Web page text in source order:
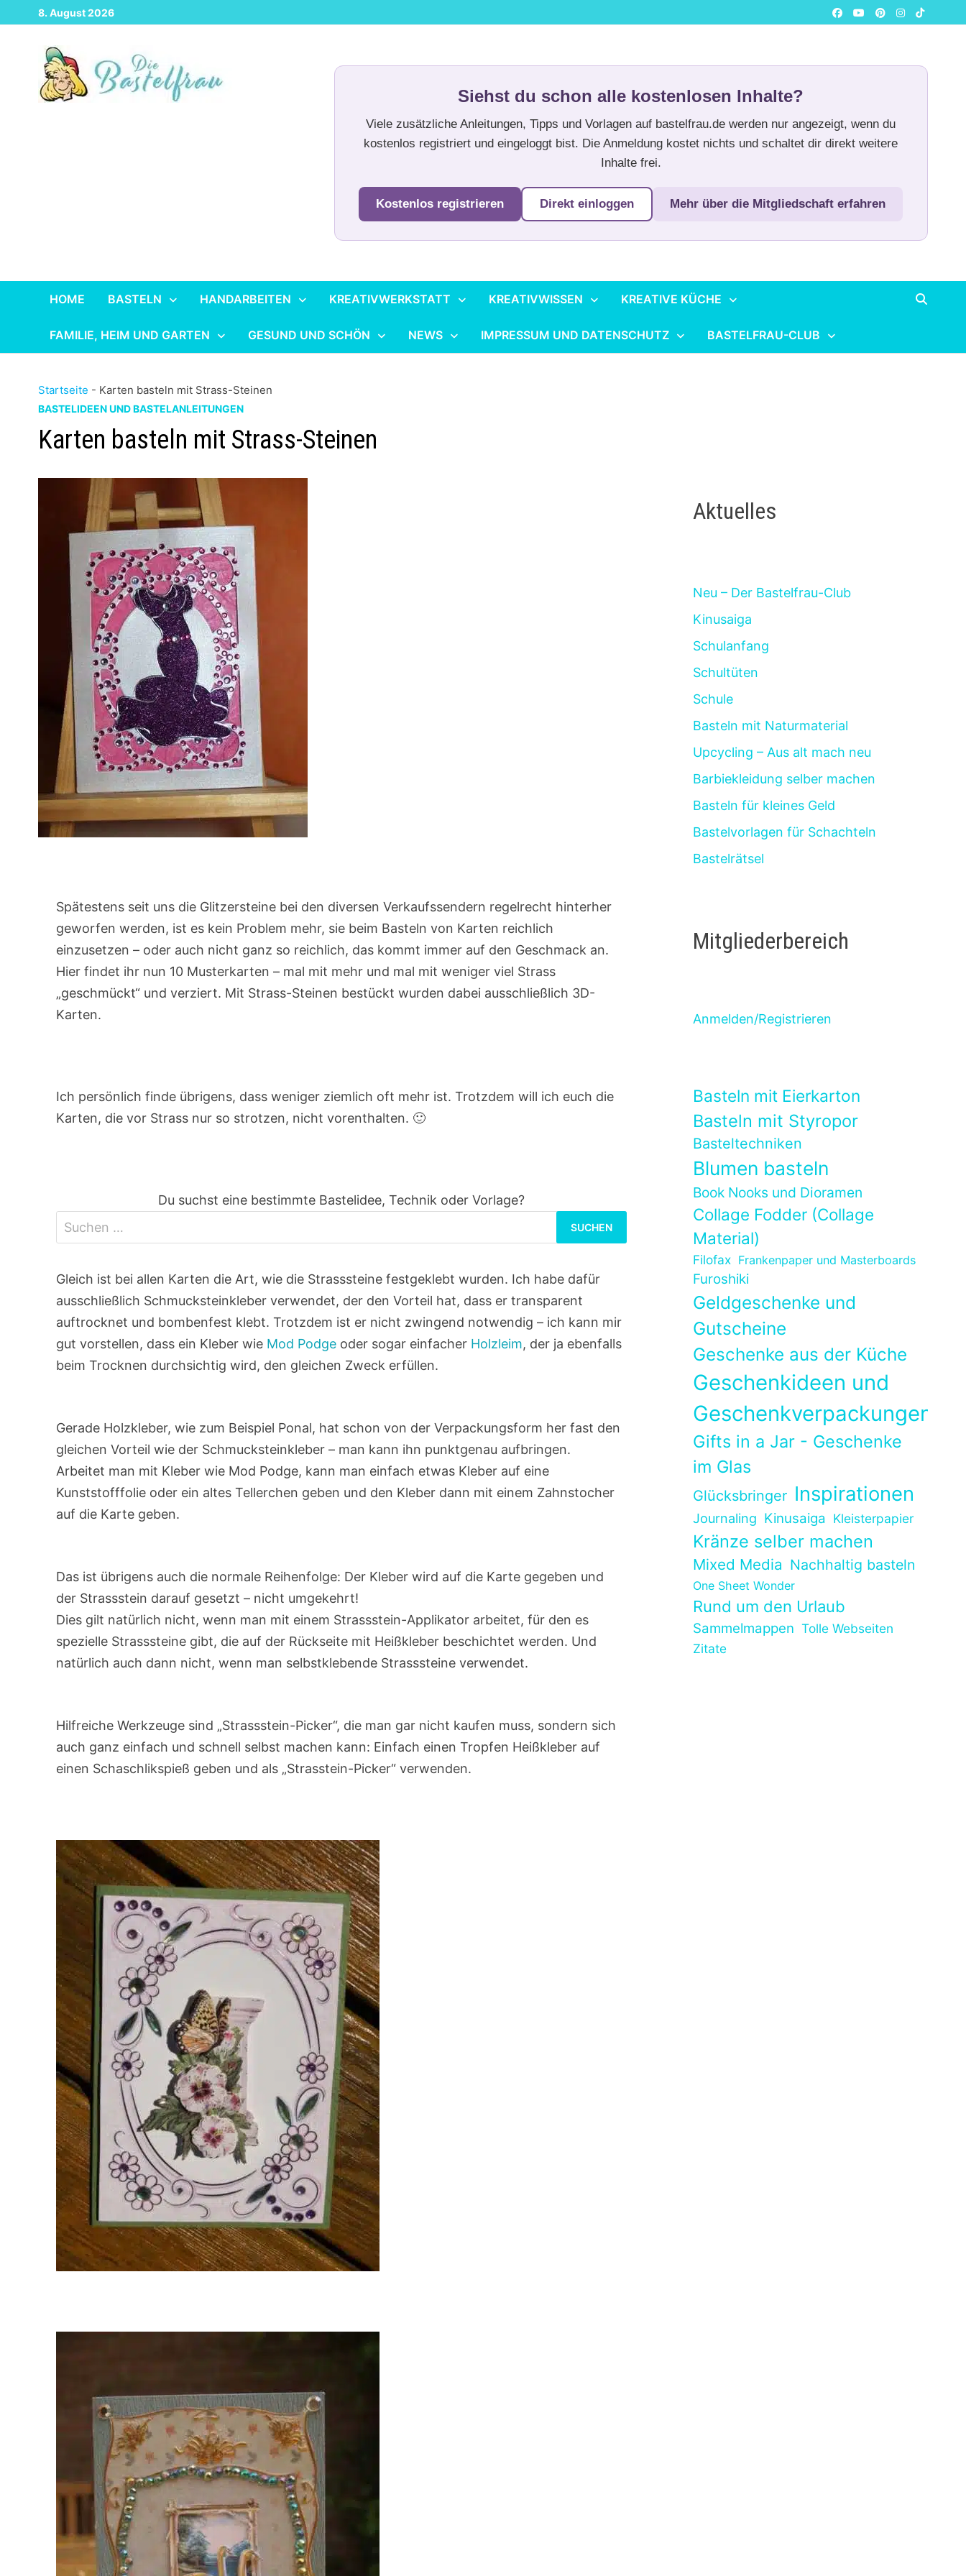
Zurück
zum
8. August 2026
Siehst du schon alle kostenlosen Inhalte?
Viele zusätzliche Anleitungen, Tipps und Vorlagen auf bastelfrau.de werden nur angezeigt, wenn du
kostenlos registriert und eingeloggt bist. Die Anmeldung kostet nichts und schaltet dir direkt weitere
Inhalte frei.
Kostenlos registrieren Direkt einloggen Mehr über die Mitgliedschaft erfahren
HOME BASTELN HANDARBEITEN KREATIVWERKSTATT KREATIVWISSEN KREATIVE KÜCHE
FAMILIE, HEIM UND GARTEN GESUND UND SCHÖN NEWS IMPRESSUM UND DATENSCHUTZ BASTELFRAU-CLUB
Startseite - Karten basteln mit Strass-Steinen
BASTELIDEEN UND BASTELANLEITUNGEN
Karten basteln mit Strass-Steinen
Spätestens seit uns die Glitzersteine bei den diversen Verkaufssendern regelrecht hinterher
geworfen werden, ist es kein Problem mehr, sie beim Basteln von Karten reichlich
einzusetzen – oder auch nicht ganz so reichlich, das kommt immer auf den Geschmack an.
Hier findet ihr nun 10 Musterkarten – mal mit mehr und mal mit weniger viel Strass
„geschmückt“ und verziert. Mit Strass-Steinen bestückt wurden dabei ausschließlich 3D-
Karten.
Ich persönlich finde übrigens, dass weniger ziemlich oft mehr ist. Trotzdem will ich euch die
Karten, die vor Strass nur so strotzen, nicht vorenthalten. 🙂
Du suchst eine bestimmte Bastelidee, Technik oder Vorlage?
nach:
Gleich ist bei allen Karten die Art, wie die Strasssteine festgeklebt wurden. Ich habe dafür
ausschließlich Schmucksteinkleber verwendet, der den Vorteil hat, dass er transparent
auftrocknet und bombenfest klebt. Trotzdem ist er nicht zwingend notwendig – ich kann mir
gut vorstellen, dass ein Kleber wie Mod Podge oder sogar einfacher Holzleim, der ja ebenfalls
beim Trocknen durchsichtig wird, den gleichen Zweck erfüllen.
Gerade Holzkleber, wie zum Beispiel Ponal, hat schon von der Verpackungsform her fast den
gleichen Vorteil wie der Schmucksteinkleber – man kann ihn punktgenau aufbringen.
Arbeitet man mit Kleber wie Mod Podge, kann man einfach etwas Kleber auf eine
Kunststofffolie oder ein altes Tellerchen geben und den Kleber dann mit einem Zahnstocher
auf die Karte geben.
Das ist übrigens auch die normale Reihenfolge: Der Kleber wird auf die Karte gegeben und
der Strassstein darauf gesetzt – nicht umgekehrt!
Dies gilt natürlich nicht, wenn man mit einem Strassstein-Applikator arbeitet, für den es
spezielle Strasssteine gibt, die auf der Rückseite mit Heißkleber beschichtet werden. Und
natürlich auch dann nicht, wenn man selbstklebende Strasssteine verwendet.
Hilfreiche Werkzeuge sind „Strassstein-Picker“, die man gar nicht kaufen muss, sondern sich
auch ganz einfach und schnell selbst machen kann: Einfach einen Tropfen Heißkleber auf
einen Schaschlikspieß geben und als „Strasstein-Picker“ verwenden.
Aktuelles
Neu – Der Bastelfrau-Club
Kinusaiga
Schulanfang
Schultüten
Schule
Basteln mit Naturmaterial
Upcycling – Aus alt mach neu
Barbiekleidung selber machen
Basteln für kleines Geld
Bastelvorlagen für Schachteln
Bastelrätsel
Mitgliederbereich
Anmelden/Registrieren
Basteln mit Eierkarton
Basteln mit Styropor
Basteltechniken
Blumen basteln
Book Nooks und Dioramen
Collage Fodder (Collage
Material)
Filofax Frankenpaper und Masterboards
Furoshiki
Geldgeschenke und
Gutscheine
Geschenke aus der Küche
Geschenkideen und
Geschenkverpackungen
Gifts in a Jar - Geschenke
im Glas
Glücksbringer Inspirationen
Journaling Kinusaiga Kleisterpapier
Kränze selber machen
Mixed Media Nachhaltig basteln
One Sheet Wonder
Rund um den Urlaub
Sammelmappen Tolle Webseiten
Zitate